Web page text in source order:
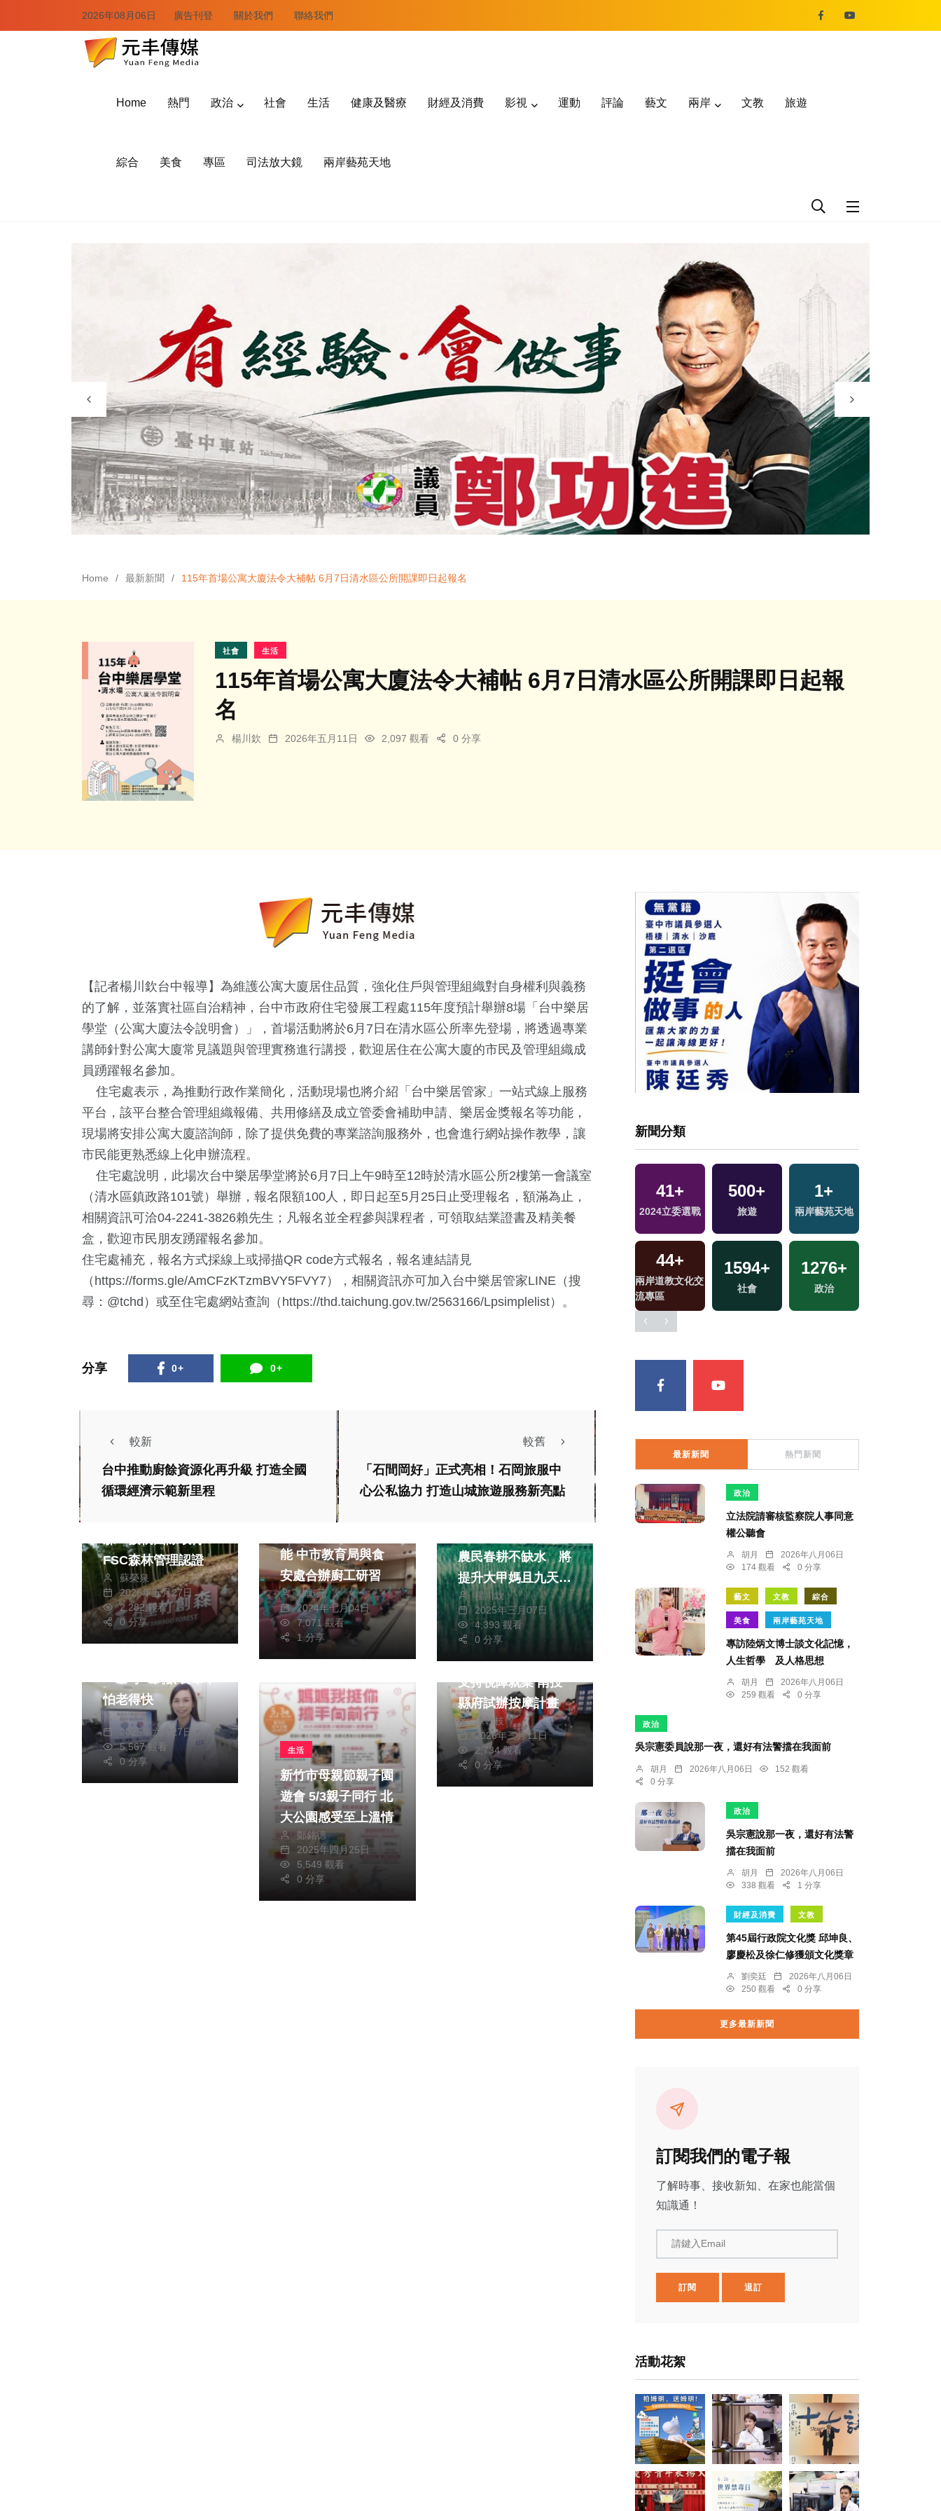
2026年08月06日 廣告刊登 關於我們 聯絡我們
Home 熱門 政治 社會 生活 健康及醫療 財經及消費 影視 運動 評論 藝文 兩岸 文教 旅遊
綜合 美食 專區 司法放大鏡 兩岸藝苑天地
Home 最新新聞 115年首場公寓大廈法令大補帖 6月7日清水區公所開課即日起報名
社會 生活
115年首場公寓大廈法令大補帖 6月7日清水區公所開課即日起報
名
楊川欽 2026年五月11日 2,097 觀看 0 分享
【記者楊川欽台中報導】為維護公寓大廈居住品質，強化住戶與管理組織對自身權利與義務
的了解，並落實社區自治精神，台中市政府住宅發展工程處115年度預計舉辦8場「台中樂居
學堂（公寓大廈法令說明會）」，首場活動將於6月7日在清水區公所率先登場，將透過專業
講師針對公寓大廈常見議題與管理實務進行講授，歡迎居住在公寓大廈的市民及管理組織成
員踴躍報名參加。
住宅處表示，為推動行政作業簡化，活動現場也將介紹「台中樂居管家」一站式線上服務
平台，該平台整合管理組織報備、共用修繕及成立管委會補助申請、樂居金獎報名等功能，
現場將安排公寓大廈諮詢師，除了提供免費的專業諮詢服務外，也會進行網站操作教學，讓
市民能更熟悉線上化申辦流程。
住宅處說明，此場次台中樂居學堂將於6月7日上午9時至12時於清水區公所2樓第一會議室
（清水區鎮政路101號）舉辦，報名限額100人，即日起至5月25日止受理報名，額滿為止，
相關資訊可洽04-2241-3826賴先生；凡報名並全程參與課程者，可領取結業證書及精美餐
盒，歡迎市民朋友踴躍報名參加。
住宅處補充，報名方式採線上或掃描QR code方式報名，報名連結請見
（https://forms.gle/AmCFzKTzmBVY5FVY7），相關資訊亦可加入台中樂居管家LINE（搜
尋：@tchd）或至住宅處網站查詢（https://thd.taichung.gov.tw/2563166/Lpsimplelist）。
分享 0+ 0+
較新
台中推動廚餘資源化再升級 打造全國
循環經濟示範新里程
較舊
「石間岡好」正式亮相！石岡旅服中
心公私協力 打造山城旅遊服務新亮點
生活 旅遊
綜合
FSC森林管理認證
蘇榮泉
2026年五月27日
2,282 觀看
0 分享
健康及醫療
能 中市教育局與食
安處合辦廚工研習
林獻元
2024年七月04日
7,071 觀看
1 分享
農民春耕不缺水 將
提升大甲媽且九天八
夜遶境熱度
楊川欽
2025年三月07日
4,393 觀看
0 分享
生活 健康及醫療
綜合
怕老得快
蘇榮泉
2025年六月27日
5,567 觀看
0 分享
生活
新竹市母親節親子園
遊會 5/3親子同行 北
大公園感受至上溫情
鄭銘德
2025年四月25日
5,549 觀看
0 分享
支持視障就業 南投
縣府試辦按摩計畫
陳朝枝
2026年三月11日
2,734 觀看
0 分享
新聞分類
兩岸
86+
美食
+ 663+
健康及醫療
1+
2023金鐘獎
816+
綜合
78+
影視
25+
司法放大鏡
5
兩岸佛教文化交
流專區
580+
財經及消費 評論
41+
2024立委選戰
500+
旅遊
1+
兩岸藝苑天地
44+
兩岸道教文化交
流專區
1594+
社會
1276+
政治
最新新聞 熱門新聞
政治
立法院請審核監察院人事同意
權公聽會
胡月
2026年八月06日
174 觀看
0 分享
藝文 文教 綜合
美食 兩岸藝苑天地
專訪陸炳文博士談文化記憶，
人生哲學 及人格思想
胡月
2026年八月06日
259 觀看
0 分享
政治
吳宗憲委員說那一夜，還好有法警擋在我面前
胡月 2026年八月06日
152 觀看
0 分享
政治
吳宗憲說那一夜，還好有法警
擋在我面前
胡月
2026年八月06日
338 觀看
1 分享
財經及消費 文教
第45屆行政院文化獎 邱坤良、
廖慶松及徐仁修獲頒文化獎章
劉奕廷
2026年八月06日
250 觀看
0 分享
更多最新新聞
訂閱我們的電子報
了解時事、接收新知、在家也能當個
知識通！
請鍵入Email
訂閱 退訂
活動花絮